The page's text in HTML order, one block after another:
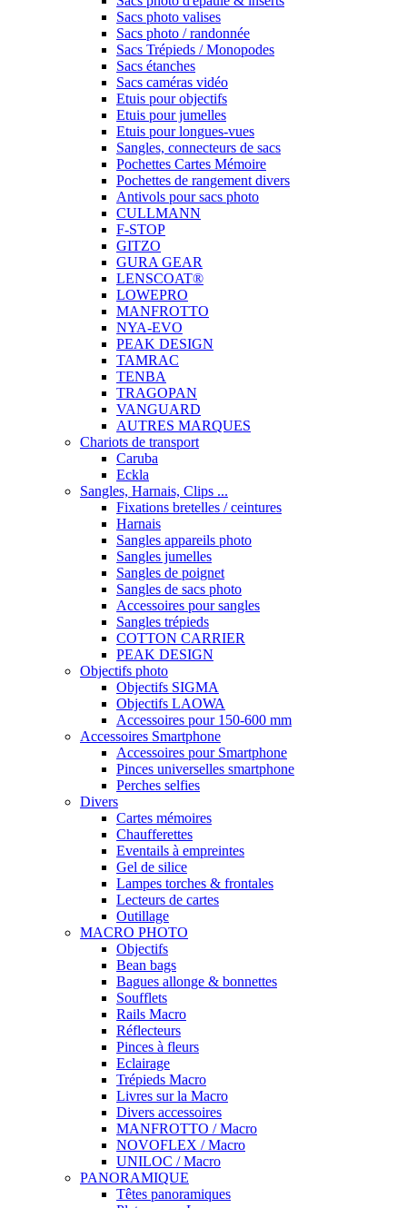
Sacs photo valises
Sacs photo / randonnée
Sacs Trépieds / Monopodes
Sacs étanches
Sacs caméras vidéo
Etuis pour objectifs
Etuis pour jumelles
Etuis pour longues-vues
Sangles, connecteurs de sacs
Pochettes Cartes Mémoire
Pochettes de rangement divers
Antivols pour sacs photo
CULLMANN
F-STOP
GITZO
GURA GEAR
LENSCOAT®
LOWEPRO
MANFROTTO
NYA-EVO
PEAK DESIGN
TAMRAC
TENBA
TRAGOPAN
VANGUARD
AUTRES MARQUES
Chariots de transport
Caruba
Eckla
Sangles, Harnais, Clips ...
Fixations bretelles / ceintures
Harnais
Sangles appareils photo
Sangles jumelles
Sangles de poignet
Sangles de sacs photo
Accessoires pour sangles
Sangles trépieds
COTTON CARRIER
PEAK DESIGN
Objectifs photo
Objectifs SIGMA
Objectifs LAOWA
Accessoires pour 150-600 mm
Accessoires Smartphone
Accessoires pour Smartphone
Pinces universelles smartphone
Perches selfies
Divers
Cartes mémoires
Chaufferettes
Eventails à empreintes
Gel de silice
Lampes torches & frontales
Lecteurs de cartes
Outillage
MACRO PHOTO
Objectifs
Bean bags
Bagues allonge & bonnettes
Soufflets
Rails Macro
Réflecteurs
Pinces à fleurs
Eclairage
Trépieds Macro
Livres sur la Macro
Divers accessoires
MANFROTTO / Macro
NOVOFLEX / Macro
UNILOC / Macro
PANORAMIQUE
Têtes panoramiques